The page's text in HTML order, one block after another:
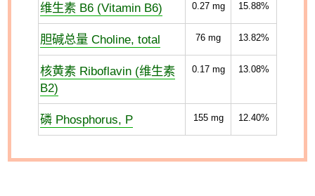
维生素 B6 (Vitamin B6) 0.27mg 15.88%
胆碱总量 Choline, total 76 mg 13.82%
核黄素 Riboflavin (维生素
B2)
0.17mg 13.08%
磷 Phosphorus, P 155mg 12.40%